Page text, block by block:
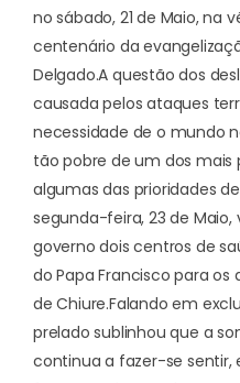
no sábado, 21 de Maio, na
centenário da
Delgado.A questão dos
causada pelos ataques
necessidade de o mundo
tão pobre de um dos mais
algumas das prioridades
segunda-feira, 23 de
governo dois centros de
do Papa Francisco para
de Chiure.Falando em
prelado sublinhou que a
continua a fazer-se sentir,